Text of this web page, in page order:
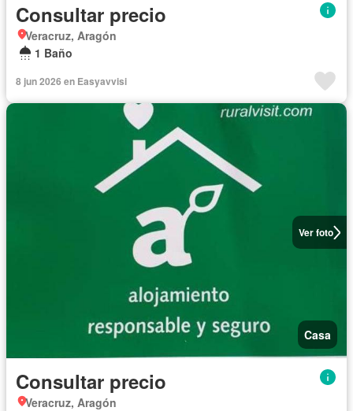
Consultar precio
Veracruz, Aragón
1 Baño
8 jun 2026 en Easyavvisi
Ver foto
Casa
Consultar precio
Veracruz, Aragón